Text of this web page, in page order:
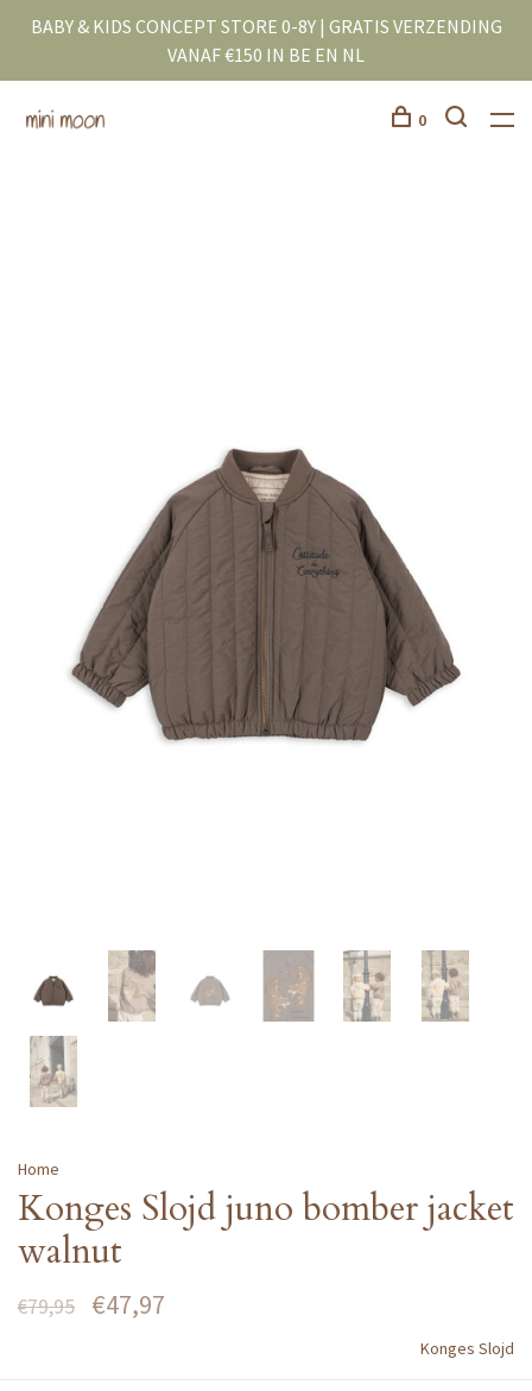
BABY & KIDS CONCEPT STORE 0-8Y | GRATIS VERZENDING
VANAF €150 IN BE EN NL
0
Home
Konges Slojd juno bomber jacket
walnut
€79,95 €47,97
Konges Slojd